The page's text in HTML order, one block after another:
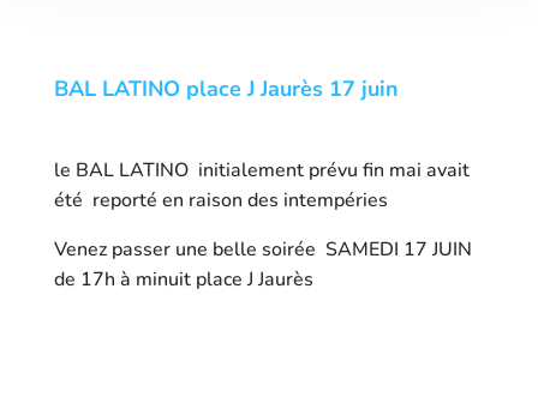
BAL LATINO place J Jaurès 17 juin
le BAL LATINO initialement prévu fin mai avait
été reporté en raison des intempéries
Venez passer une belle soirée SAMEDI 17 JUIN
de 17h à minuit place J Jaurès